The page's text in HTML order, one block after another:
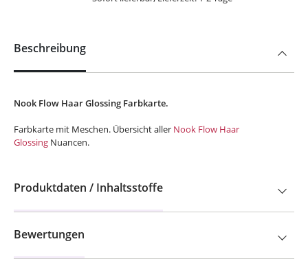
Beschreibung
Nook Flow Haar Glossing Farbkarte.
Farbkarte mit Meschen. Übersicht aller Nook Flow Haar
Glossing Nuancen.
Produktdaten / Inhaltsstoffe
Bewertungen